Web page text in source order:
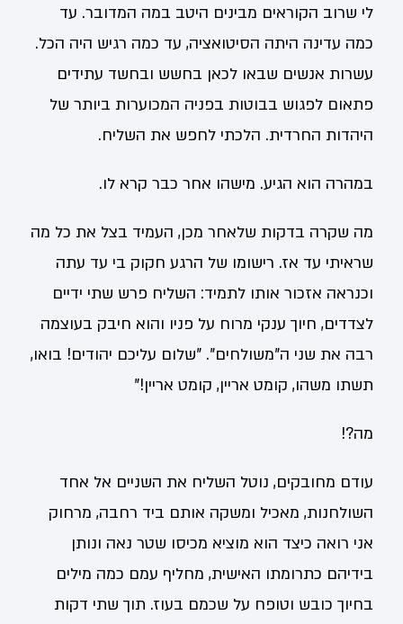
לי שרוב הקוראים מבינים היטב במה המדובר. עד
כמה עדינה היתה הסיטואציה, עד כמה רגיש היה הכל.
עשרות אנשים שבאו לכאן בחשש ובחשד עתידים
פתאום לפגוש בבוטות בפניה המכוערות ביותר של
היהדות החרדית. הלכתי לחפש את השליח.
במהרה הוא הגיע. מישהו אחר כבר קרא לו.
מה שקרה בדקות שלאחר מכן, העמיד בצל את כל מה
שראיתי עד אז. רישומו של הרגע חקוק בי עד עתה
וכנראה אזכור אותו לתמיד: השליח פרש שתי ידיים
לצדדים, חיוך ענקי מרוח על פניו והוא חיבק בעוצמה
רבה את שני ה"משולחים". "שלום עליכם יהודים! בואו,
תשתו משהו, קומט אריין, קומט אריין!"
מה?!
עודם מחובקים, נוטל השליח את השניים אל אחד
השולחנות, מאכיל ומשקה אותם ביד רחבה, מרחוק
אני רואה כיצד הוא מוציא מכיסו שטר נאה ונותן
בידיהם כתרומתו האישית, מחליף עמם כמה מילים
בחיוך כובש וטופח על שכמם בעוז. תוך שתי דקות